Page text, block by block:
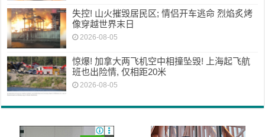
失控! 山火摧毁居民区; 情侣开车逃命 烈焰炙烤
像穿越世界末日
2026-08-05
惊爆! 加拿大两飞机空中相撞坠毁! 上海起飞航
班也出险情, 仅相距20米
2026-08-05